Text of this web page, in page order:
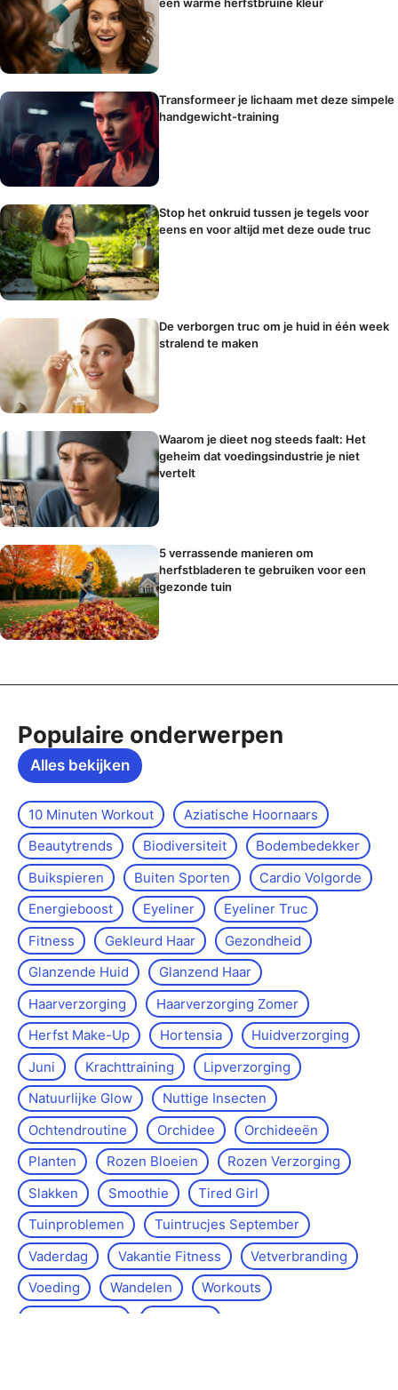
Transformeer je lichaam met deze simpele
handgewicht-training
Stop het onkruid tussen je tegels voor
eens en voor altijd met deze oude truc
De verborgen truc om je huid in één week
stralend te maken
Waarom je dieet nog steeds faalt: Het
geheim dat voedingsindustrie je niet
vertelt
5 verrassende manieren om
herfstbladeren te gebruiken voor een
gezonde tuin
Populaire onderwerpen
Alles bekijken
10 Minuten Workout
Aziatische Hoornaars
Beautytrends
Biodiversiteit
Bodembedekker
Buikspieren
Buiten Sporten
Cardio Volgorde
Energieboost
Eyeliner
Eyeliner Truc
Fitness
Gekleurd Haar
Gezondheid
Glanzende Huid
Glanzend Haar
Haarverzorging
Haarverzorging Zomer
Herfst Make-Up
Hortensia
Huidverzorging
Juni
Krachttraining
Lipverzorging
Natuurlijke Glow
Nuttige Insecten
Ochtendroutine
Orchidee
Orchideeën
Planten
Rozen Bloeien
Rozen Verzorging
Slakken
Smoothie
Tired Girl
Tuinproblemen
Tuintrucjes September
Vaderdag
Vakantie Fitness
Vetverbranding
Voeding
Wandelen
Workouts